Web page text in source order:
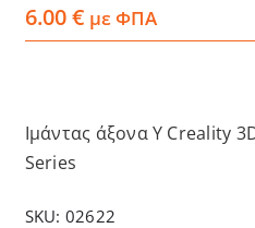
6.00€ με ΦΠΑ
Iμάντας άξονα Y Creality
Series
SKU: 02622